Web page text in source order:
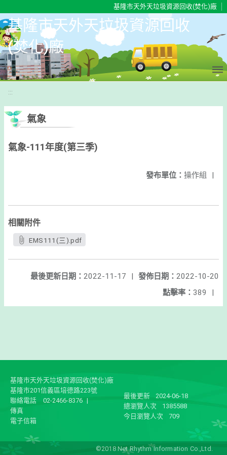
基隆市天外天垃圾資源回收(焚化)廠
基隆市天外天垃圾資源回收
(焚化)廠
:::
氣象
氣象-111年度(第三季)
發布單位： 操作組 |
相關附件
EMS111(三).pdf
發佈日期： 2022-10-20
最後更新日期： 2022-11-17
|
點擊率： 389 |
基隆市天外天垃圾資源回收(焚化)廠
基隆市201信義區培德路223號
聯絡電話
02-2466-8376 |
傳真
電子信箱
最後更新
2024-06-18
總瀏覽人次
1385588
今日瀏覽人次
709
©2018 Net Rhythm Information Co.,Ltd.